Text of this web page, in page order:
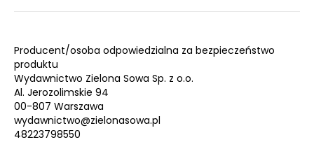
Producent/osoba odpowiedzialna za bezpieczeństwo
produktu
Wydawnictwo Zielona Sowa Sp. z o.o.
Al. Jerozolimskie 94
00-807 Warszawa
wydawnictwo@zielonasowa.pl
48223798550